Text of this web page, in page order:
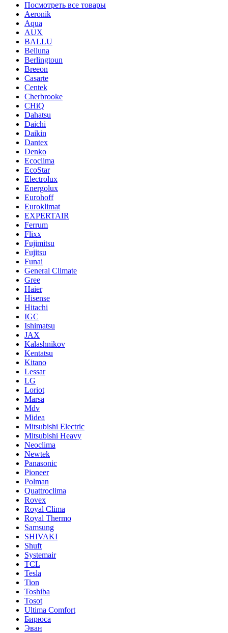
Посмотреть все товары
Aeronik
Aqua
AUX
BALLU
Belluna
Berlingtoun
Breeon
Casarte
Centek
Cherbrooke
CHiQ
Dahatsu
Daichi
Daikin
Dantex
Denko
Ecoclima
EcoStar
Electrolux
Energolux
Eurohoff
Euroklimat
EXPERTAIR
Ferrum
Flixx
Fujimitsu
Fujitsu
Funai
General Climate
Gree
Haier
Hisense
Hitachi
IGC
Ishimatsu
JAX
Kalashnikov
Kentatsu
Kitano
Lessar
LG
Loriot
Marsa
Mdv
Midea
Mitsubishi Electric
Mitsubishi Heavy
Neoclima
Newtek
Panasonic
Pioneer
Polman
Quattroclima
Rovex
Royal Clima
Royal Thermo
Samsung
SHIVAKI
Shuft
Systemair
TCL
Tesla
Tion
Toshiba
Tosot
Ultima Comfort
Бирюса
Эван